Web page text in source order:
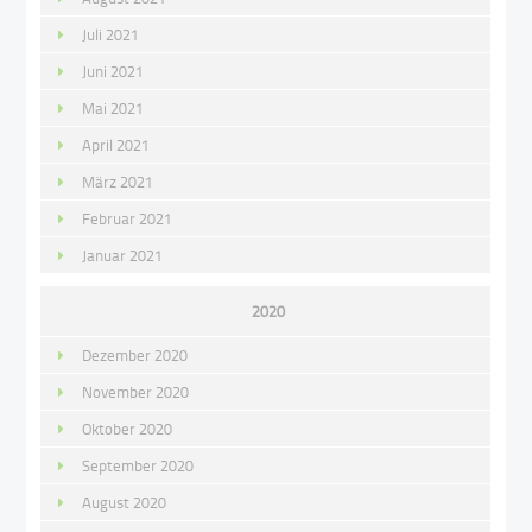
Juli 2021
Juni 2021
Mai 2021
April 2021
März 2021
Februar 2021
Januar 2021
2020
Dezember 2020
November 2020
Oktober 2020
September 2020
August 2020